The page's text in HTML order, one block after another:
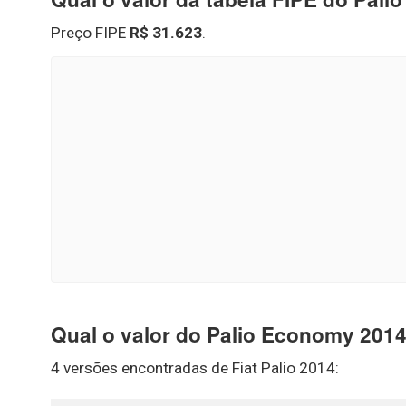
Preço FIPE R$ 31.623.
Qual o valor do Palio Economy
4 versões encontradas de Fiat Palio 2014: